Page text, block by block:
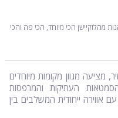
מהלוקיישן הכי מיוחד, הכי פה והכי
מציעה מגוון מקומות מיוחדים
העתיקות והמרפסות
אווירה ייחודית המשלבים בין